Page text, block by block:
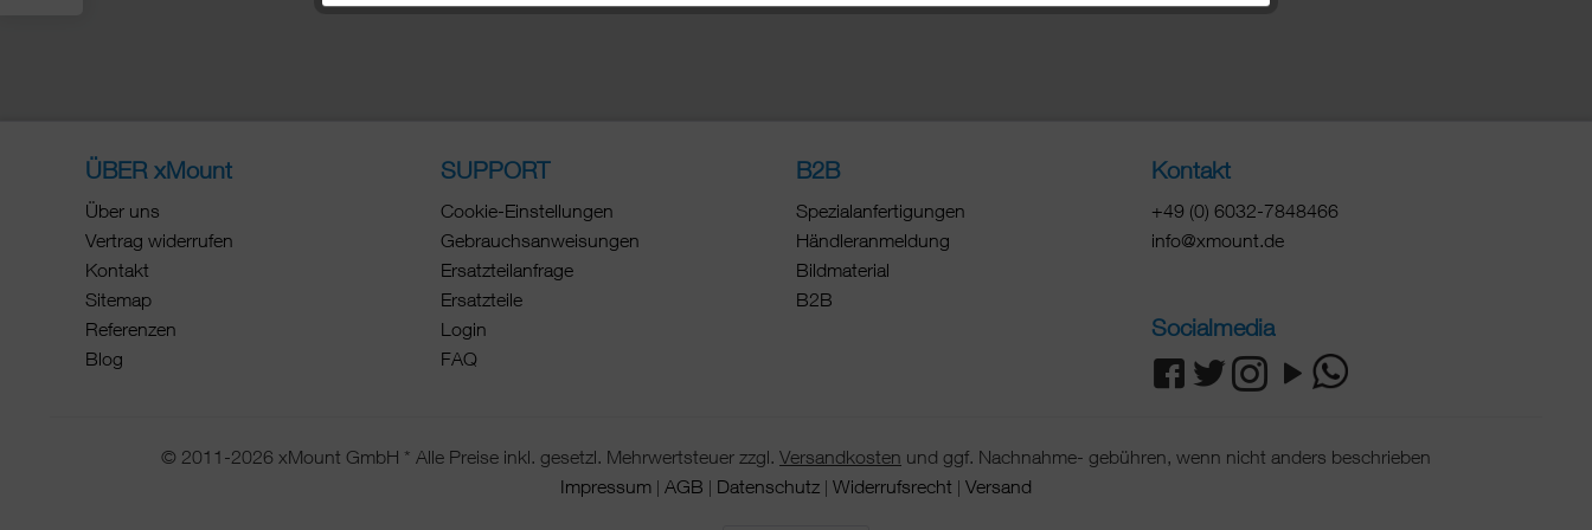
ÜBER xMount
Über uns
Vertrag widerrufen
Kontakt
Sitemap
Referenzen
Blog
SUPPORT
Cookie-Einstellungen
Gebrauchsanweisungen
Ersatzteilanfrage
Ersatzteile
Login
FAQ
B2B
Spezialanfertigungen
Händleranmeldung
Bildmaterial
B2B
Kontakt
+49 (0) 6032-7848466
info@xmount.de
Socialmedia
© 2011-2026 xMount GmbH * Alle Preise inkl. gesetzl. Mehrwertsteuer zzgl. Versandkosten und ggf. Nachnahme- gebühren, wenn nicht anders beschrieben
Impressum | AGB | Datenschutz | Widerrufsrecht | Versand